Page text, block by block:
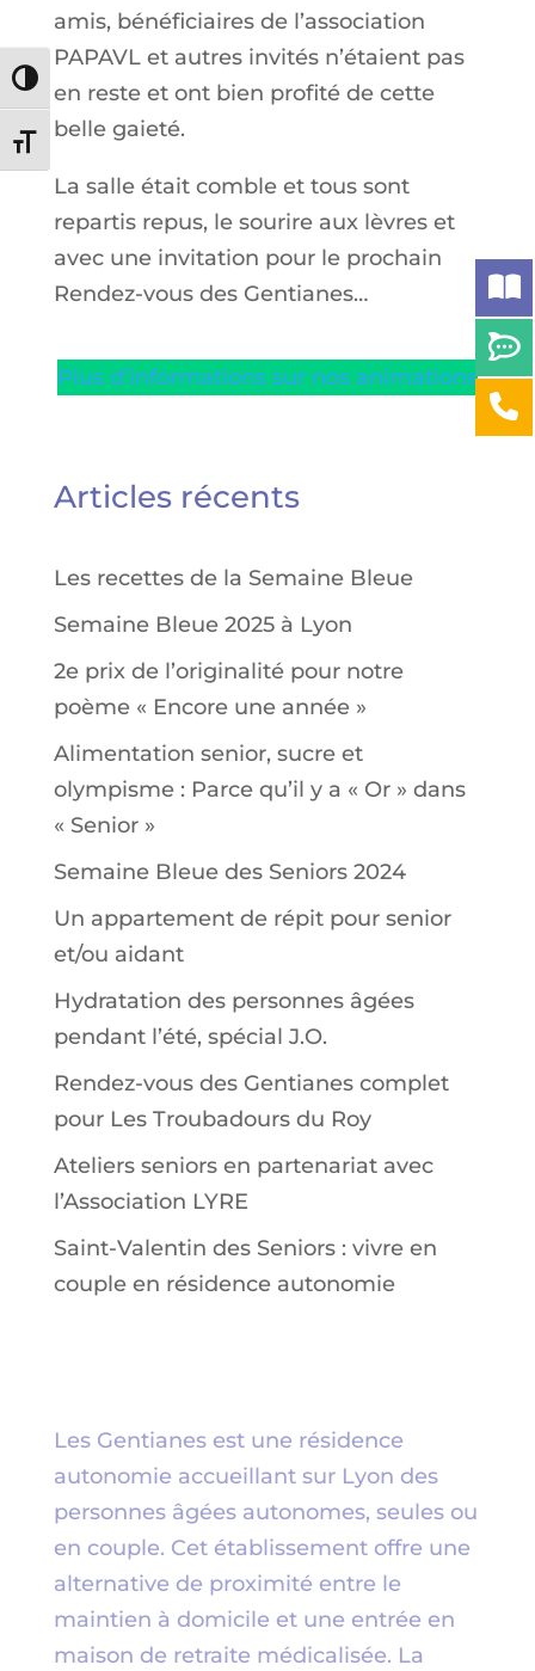
Passer en contraste élevé
Changer la taille de la police
amis, bénéficiaires de l’association
PAPAVL et autres invités n’étaient pas
en reste et ont bien profité de cette
belle gaieté.
La salle était comble et tous sont
repartis repus, le sourire aux lèvres et
avec une invitation pour le prochain
Rendez-vous des Gentianes…
Plus d’informations sur nos animations
Articles récents
Les recettes de la Semaine Bleue
Semaine Bleue 2025 à Lyon
2e prix de l’originalité pour notre
poème « Encore une année »
Alimentation senior, sucre et
olympisme : Parce qu’il y a « Or » dans
« Senior »
Semaine Bleue des Seniors 2024
Un appartement de répit pour senior
et/ou aidant
Hydratation des personnes âgées
pendant l’été, spécial J.O.
Rendez-vous des Gentianes complet
pour Les Troubadours du Roy
Ateliers seniors en partenariat avec
l’Association LYRE
Saint-Valentin des Seniors : vivre en
couple en résidence autonomie
Les Gentianes est une résidence
autonomie accueillant sur Lyon des
personnes âgées autonomes, seules ou
en couple. Cet établissement offre une
alternative de proximité entre le
maintien à domicile et une entrée en
maison de retraite médicalisée. La